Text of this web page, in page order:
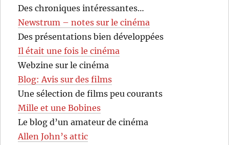
Des chroniques intéressantes…
Newstrum – notes sur le cinéma
Des présentations bien développées
Il était une fois le cinéma
Webzine sur le cinéma
Blog: Avis sur des films
Une sélection de films peu courants
Mille et une Bobines
Le blog d’un amateur de cinéma
Allen John’s attic